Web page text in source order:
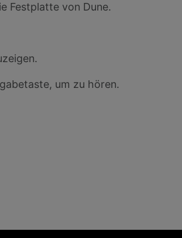
Festplatte von Dune.
um zu hören.